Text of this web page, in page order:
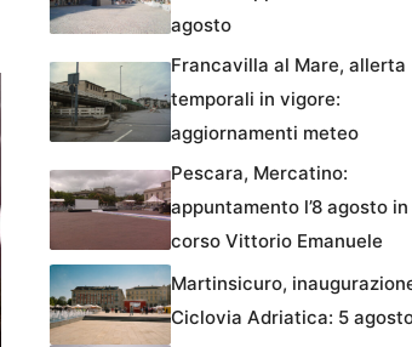
agosto
Francavilla al Mare, allerta
temporali in vigore:
aggiornamenti meteo
Pescara, Mercatino:
appuntamento l’8 agosto in
corso Vittorio Emanuele
Martinsicuro,
Ciclovia Adriatica: 5